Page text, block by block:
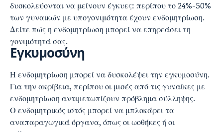
δυσκολεύονται να μείνουν έγκυες: περίπου το 24%-50%
των γυναικών με υπογονιμότητα έχουν ενδομητρίωση.
Δείτε πώς η ενδομητρίωση μπορεί να επηρεάσει τη
γονιμότητά σας.
Εγκυμοσύνη
Η ενδομητρίωση μπορεί να δυσκολέψει την εγκυμοσύνη.
Για την ακρίβεια, περίπου οι μισές από τις γυναίκες με
ενδομητρίωση αντιμετωπίζουν πρόβλημα σύλληψης.
Ο ενδομητρικός ιστός μπορεί να μπλοκάρει τα
αναπαραγωγικά όργανα, όπως οι ωοθήκες ή οι